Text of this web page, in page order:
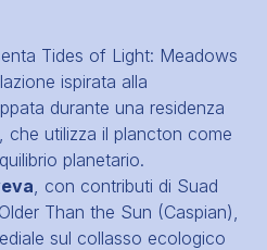
Tides of Light: Meadows
ispirata alla
durante una residenza
che utilizza il plancton come
planetario.
, con contributi di Suad
Than the Sun (Caspian),
sul collasso ecologico